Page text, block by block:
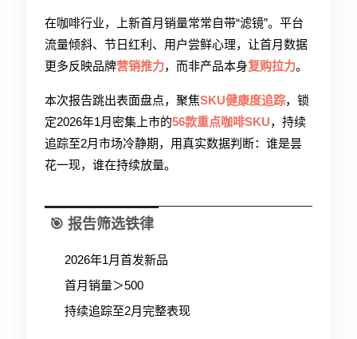
在咖啡行业，上新首月销量常常自带“滤镜”。平台
流量倾斜、节日红利、用户尝鲜心理，让首月数据
更多反映品牌营销推力，而非产品本身复购拉力。
本次报告跳出表面盘点，聚焦SKU健康度追踪，锁
定2026年1月密集上市的56款重点咖啡SKU，持续
追踪至2月市场冷静期，用真实数据判断：谁是昙
花一现，谁在持续放量。
🎯 报告筛选铁律
2026年1月首发新品
首月销量＞500
持续追踪至2月完整表现